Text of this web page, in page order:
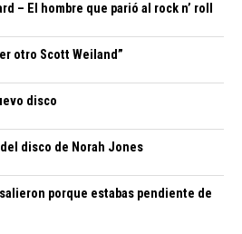
– El hombre que parió al rock n’ roll
otro Scott Weiland”
disco
disco de Norah Jones
porque estabas pendiente de